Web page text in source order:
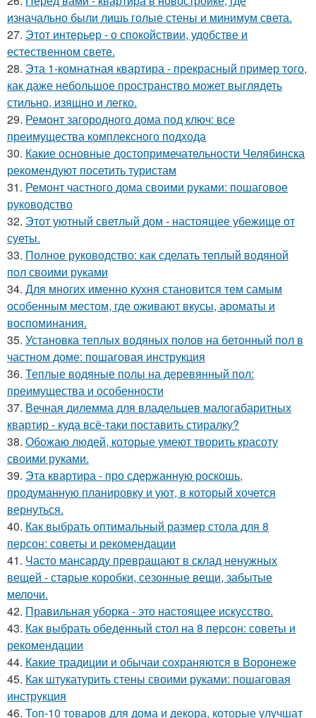
изначально были лишь голые стены и минимум света.
27. Этот интерьер - о спокойствии, удобстве и
естественном свете.
28. Эта 1-комнатная квартира - прекрасный пример того,
как даже небольшое пространство может выглядеть
стильно, изящно и легко.
29. Ремонт загородного дома под ключ: все
преимущества комплексного подхода
30. Какие основные достопримечательности Челябинска
рекомендуют посетить туристам
31. Ремонт частного дома своими руками: пошаговое
руководство
32. Этот уютный светлый дом - настоящее убежище от
суеты.
33. Полное руководство: как сделать теплый водяной
пол своими руками
34. Для многих именно кухня становится тем самым
особенным местом, где оживают вкусы, ароматы и
воспоминания.
35. Установка теплых водяных полов на бетонный пол в
частном доме: пошаговая инструкция
36. Теплые водяные полы на деревянный пол:
преимущества и особенности
37. Вечная дилемма для владельцев малогабаритных
квартир - куда всё-таки поставить стиралку?
38. Обожаю людей, которые умеют творить красоту
своими руками.
39. Эта квартира - про сдержанную роскошь,
продуманную планировку и уют, в который хочется
вернуться.
40. Как выбрать оптимальный размер стола для 8
персон: советы и рекомендации
41. Часто мансарду превращают в склад ненужных
вещей - старые коробки, сезонные вещи, забытые
мелочи.
42. Правильная уборка - это настоящее искусство.
43. Как выбрать обеденный стол на 8 персон: советы и
рекомендации
44. Какие традиции и обычаи сохраняются в Воронеже
45. Как штукатурить стены своими руками: пошаговая
инструкция
46. Топ-10 товаров для дома и декора, которые улучшат